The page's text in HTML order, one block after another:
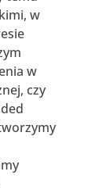
w
w
czy